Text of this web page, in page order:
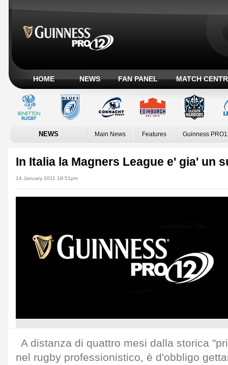
HOME NEWS FAN PANEL MATCH
NEWS Main News Features Guinness
In Italia la Magners League e' gia' un
14 January 2011 18:51pm
A distanza di quattro mesi dalla storica
nel rugby professionistico, è d'obbligo